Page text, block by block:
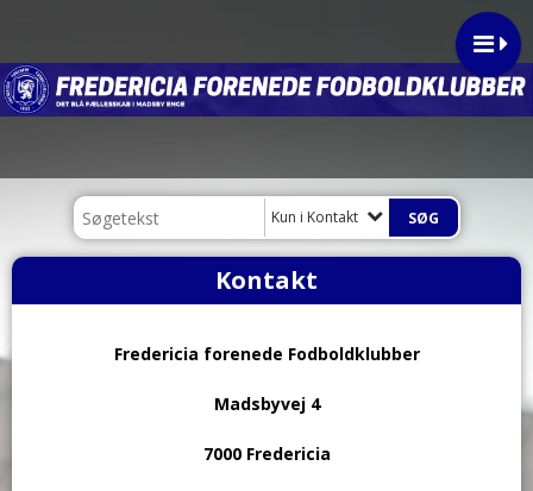
Kun i Kontakt
Kontakt
Fredericia forenede Fodboldklubber
Madsbyvej 4
7000 Fredericia